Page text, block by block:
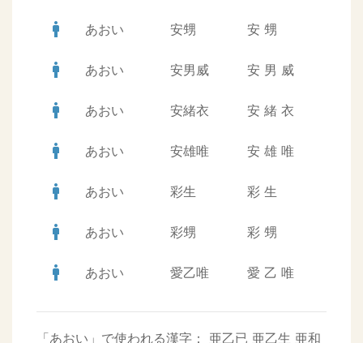
man あおい 安甥 安 甥
man あおい 安男威 安 男 威
man あおい 安緒衣 安 緒 衣
man あおい 安雄唯 安 雄 唯
man あおい 彩生 彩 生
man あおい 彩甥 彩 甥
man あおい 愛乙唯 愛 乙 唯
「あおい」で使われる漢字： 亜乙已 亜乙生 亜和